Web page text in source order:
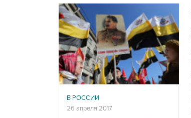
В РОССИИ
26 апреля 2017